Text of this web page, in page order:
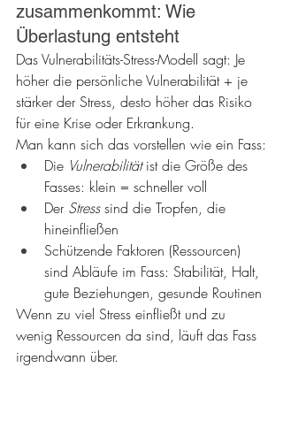
zusammenkommt: Wie
Überlastung entsteht
Das Vulnerabilitäts-Stress-Modell sagt: Je
höher die persönliche Vulnerabilität + je
stärker der Stress, desto höher das Risiko
für eine Krise oder Erkrankung.
Man kann sich das vorstellen wie ein Fass:
Die Vulnerabilität ist die Größe des
Fasses: klein = schneller voll
Der Stress sind die Tropfen, die
hineinfließen
Schützende Faktoren (Ressourcen)
sind Abläufe im Fass: Stabilität, Halt,
gute Beziehungen, gesunde Routinen
Wenn zu viel Stress einfließt und zu
wenig Ressourcen da sind, läuft das Fass
irgendwann über.